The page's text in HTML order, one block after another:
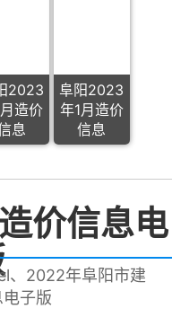
2023
造价
息
阜阳2023
年1月造价
信息
价信息电
、2022年阜阳市建
子版